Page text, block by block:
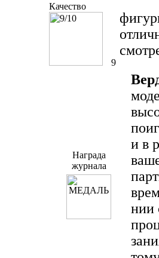
Качество
9
Награда
журнала
и в
нии